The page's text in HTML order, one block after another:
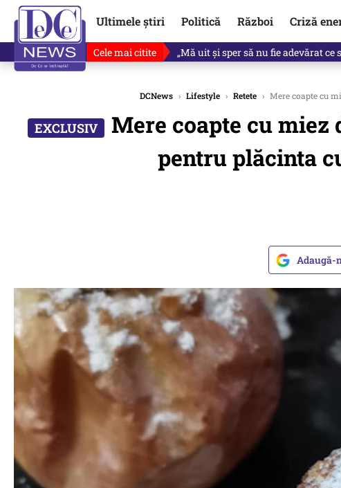
Ultimele știri Politică Război Criză
Cele mai citite Singurul lucru care l-ar putea clinti
DCNews › Lifestyle › Retete › Mere coapte cu
Mere coapte cu miez
pentru plăcinta
Adaugă-